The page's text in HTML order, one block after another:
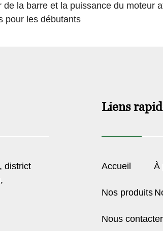
la barre et la puissance du
pour les débutants
district
Liens
Accueil À
Nos produits
Nous contacter